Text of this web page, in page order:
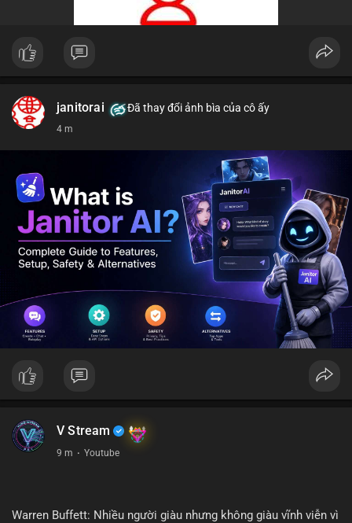
janitorai Đã thay đổi ảnh bìa của cô ấy
4 m
V Stream
9 m · Youtube
Warren Buffett: Nhiều người giàu nhưng không giàu vĩnh viễn vì